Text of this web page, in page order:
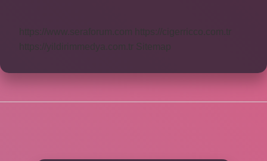
https://www.seraforum.com
https://cigerricco.com.tr
https://yildirimmedya.com.tr
Sitemap